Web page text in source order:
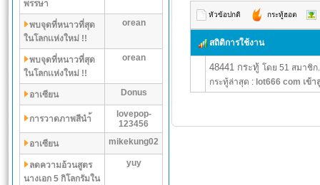
พรรษา
พบจุดที่หนาวที่สุด
ในโลกเเห่งใหม่ !!
orean
พบจุดที่หนาวที่สุด
ในโลกเเห่งใหม่ !!
orean
อาเซียน Donus
การวาดภาพสีนำ้
lovepop-
123456
อาเซียน
mikekung02
ลดความอ้วนสูตร
นางเอก 5 กิโลกรัมใน
yuy
หัวข้อปกติ กระทู้ฮอต
สถิติการใช้งาน
48441 กระทู้ โดย 51 สมาชิ
กระทู้ล่าสุด : lot666 com เข้